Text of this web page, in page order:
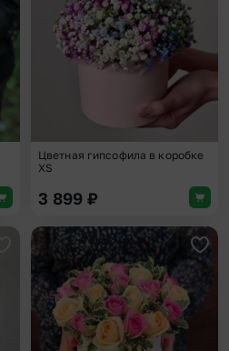
Цветная гипсофила в коробке
XS
3 899 ₽
Добавить в избранное